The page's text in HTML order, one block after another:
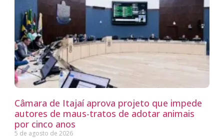
Câmara de Itajaí aprova projeto que impede
autores de maus-tratos de adotar animais
por cinco anos
5 de agosto de 2026